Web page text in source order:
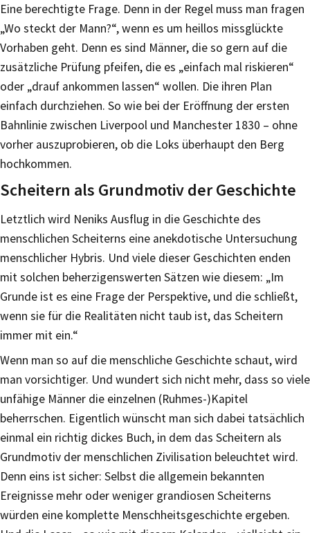
Eine berechtigte Frage. Denn in der Regel muss man fragen
„Wo steckt der Mann?“, wenn es um heillos missglückte
Vorhaben geht. Denn es sind Männer, die so gern auf die
zusätzliche Prüfung pfeifen, die es „einfach mal riskieren“
oder „drauf ankommen lassen“ wollen. Die ihren Plan
einfach durchziehen. So wie bei der Eröffnung der ersten
Bahnlinie zwischen Liverpool und Manchester 1830 – ohne
vorher auszuprobieren, ob die Loks überhaupt den Berg
hochkommen.
Scheitern als Grundmotiv der Geschichte
Letztlich wird Neniks Ausflug in die Geschichte des
menschlichen Scheiterns eine anekdotische Untersuchung
menschlicher Hybris. Und viele dieser Geschichten enden
mit solchen beherzigenswerten Sätzen wie diesem: „Im
Grunde ist es eine Frage der Perspektive, und die schließt,
wenn sie für die Realitäten nicht taub ist, das Scheitern
immer mit ein.“
Wenn man so auf die menschliche Geschichte schaut, wird
man vorsichtiger. Und wundert sich nicht mehr, dass so viele
unfähige Männer die einzelnen (Ruhmes-)Kapitel
beherrschen. Eigentlich wünscht man sich dabei tatsächlich
einmal ein richtig dickes Buch, in dem das Scheitern als
Grundmotiv der menschlichen Zivilisation beleuchtet wird.
Denn eins ist sicher: Selbst die allgemein bekannten
Ereignisse mehr oder weniger grandiosen Scheiterns
würden eine komplette Menschheitsgeschichte ergeben.